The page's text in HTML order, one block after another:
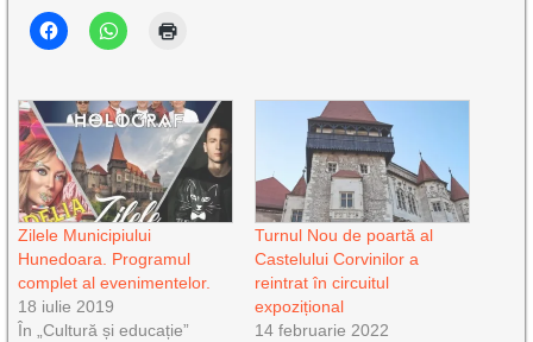
Zilele Municipiului
Hunedoara. Programul
complet al evenimentelor.
18 iulie 2019
În „Cultură și educație”
Turnul Nou de poartă al
Castelului Corvinilor a
reintrat în circuitul
expozițional
14 februarie 2022